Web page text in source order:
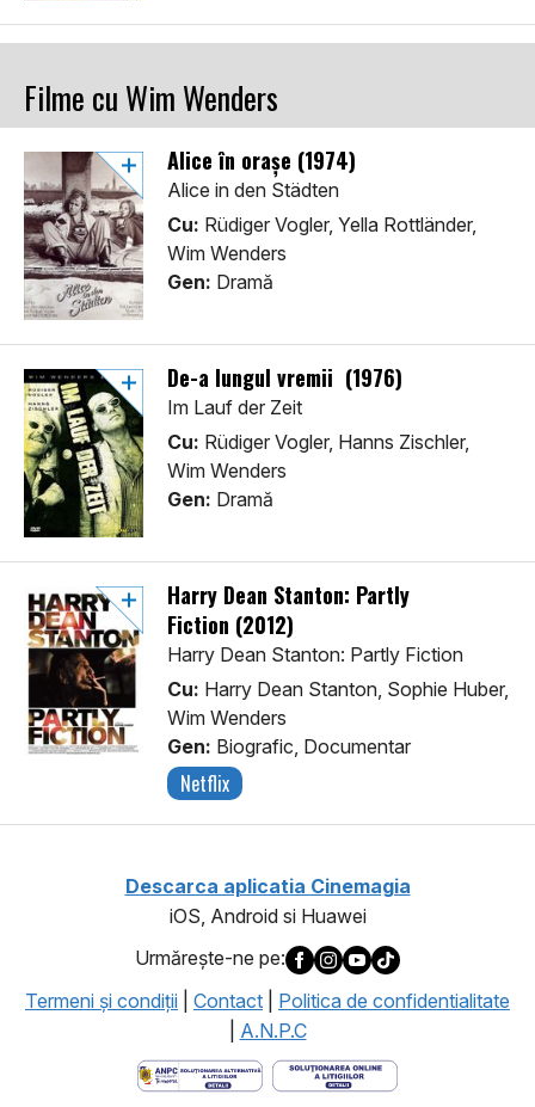
Filme cu Wim Wenders
Alice în orașe (1974)
Alice in den Städten
Cu: Rüdiger Vogler, Yella Rottländer,
Wim Wenders
Gen: Dramă
De-a lungul vremii (1976)
Im Lauf der Zeit
Cu: Rüdiger Vogler, Hanns Zischler,
Wim Wenders
Gen: Dramă
Harry Dean Stanton: Partly
Fiction (2012)
Harry Dean Stanton: Partly Fiction
Cu: Harry Dean Stanton, Sophie Huber,
Wim Wenders
Gen: Biografic, Documentar
Netflix
Descarca aplicatia Cinemagia
iOS, Android si Huawei
Urmăreşte-ne pe:
Termeni şi condiţii
Contact
Politica de confidentialitate
A.N.P.C